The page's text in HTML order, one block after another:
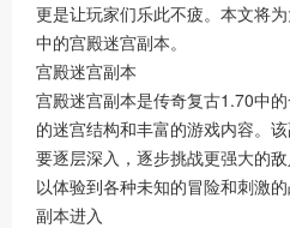
更是让玩家们乐此不疲。本文将
中的宫殿迷宫副本。
宫殿迷宫副本
宫殿迷宫副本是传奇复古1.70中
的迷宫结构和丰富的游戏内容。
要逐层深入，逐步挑战更强大的
以体验到各种未知的冒险和刺激的
副本进入